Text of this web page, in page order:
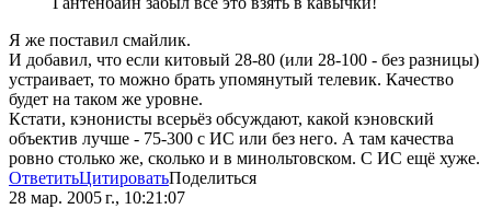
Я же поставил смайлик.
И добавил, что если китовый 28-80 (или 28-100 - без разницы)
устраивает, то можно брать упомянутый телевик. Качество
будет на таком же уровне.
Кстати, кэнонисты всерьёз обсуждают, какой кэновский
объектив лучше - 75-300 с ИС или без него. А там качества
ровно столько же, сколько и в минольтовском. С ИС ещё хуже.
ОтветитьЦитироватьПоделиться
28 мар. 2005 г., 10:21:07